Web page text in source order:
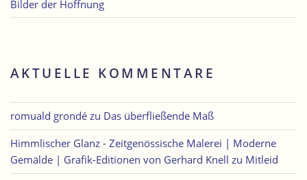
Bilder der Hoffnung
AKTUELLE KOMMENTARE
romuald grondé zu Das überfließende Maß
Himmlischer Glanz - Zeitgenössische Malerei | Moderne
Gemälde | Grafik-Editionen von Gerhard Knell zu Mitleid